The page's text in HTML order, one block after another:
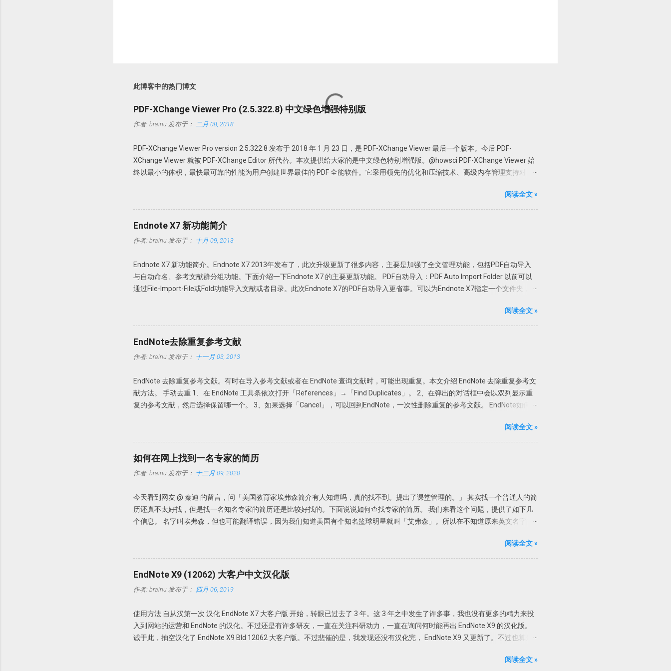
此博客中的热门博文
PDF-XChange Viewer Pro (2.5.322.8) 中文绿色增强特别版
作者: brainu 发布于： 二月 08, 2018
PDF-XChange Viewer Pro version 2.5.322.8 发布于 2018 年 1 月 23 日，是 PDF-XChange Viewer 最后一个版本。今后 PDF-
XChange Viewer 就被 PDF-XChange Editor 所代替。本次提供给大家的是中文绿色特别增强版。@howsci PDF-XChange Viewer 始
终以最小的体积，最快最可靠的性能为用户创建世界最佳的 PDF 全能软件。它采用领先的优化和压缩技术、高级内存管理支持对
操作。 本版特点 1. 绿色便携，无需安装，解压即可使用； 中文界面； 特别版，可选择使用免费版或者升级为 Pro 版； 支持 32 位和
64 位操作系统。 使用方法 PDFX_Vwr_Port 压缩文件中为主程序，解压到一个目录中。建议不要直接解压到根目录或者解压到当前
文件夹，建议解压到一个特定文件夹，如 PDFXCview。此时是免费版，有一定广告，功能上有一定限制，但是一般使用无压力。
PDFX_Vwr_Port_OCR 压缩文件中为 OCR 识别文件，解压到 PDF-XChange Viewer 的目录文件即可使用文字识别。
Howsci.com_PDFXChange_Viewer_PRO_Crack 压缩文件中是破解论据，根据自己操作系统的不同，复制 X86 或者 X64 文件夹内
64 位操作系统，复制 X64 文件夹内的文件。 下载地址 https://howsci.pipipan.com/fs/1583321-237058340 链接:
https://pan.baidu.com/s/1jJyUD18 密码: a1un
阅读全文 »
Endnote X7 新功能简介
作者: brainu 发布于： 十月 09, 2013
Endnote X7 新功能简介。Endnote X7 2013年发布了，此次升级更新了很多内容，主要是加强了全文管理功能，包括PDF自动导入
与自动命名、参考文献群分组功能。下面介绍一下Endnote X7 的主要更新功能。 PDF自动导入：PDF Auto Import Folder 以前可以
通过File-Import-File或Fold功能导入文献或者目录。此次Endnote X7的PDF自动导入更省事。可以为Endnote X7指定一个文件夹，只
Edit→Preferences-PDF Handling，选择Enable automatic importing。在弹出的新窗口中选择自动导入的文件夹，然后确定即可。
只要今后该文件夹内有新文献存入，Endnote X7 就可以自动导入新的文献。 但是注意Endnote X7 不能自动导入完整的资料，有
时可以缺少部分内容，如摘要或者页码等等。此时需要手动补齐。因此我个人还是建议在线搜索然后添加附件为最佳。 PDF自动重
命名：PDF Auto Renaming Options 以前通过File-Import-File或Fold功能导入的文献或者通过File Attachments添加的附件，PDF文
件名都以原始名称。这样做的坏外有很多，因为很多下载的文章名称都是一些无意义的名字，如数字和字母的组合。在Endnote存档
知道。 此处Endnote X7升级更新了可以自动重命名功能：PDF Auto Renaming Options。可以根据设定的规则自动重命名新添加的
PDF文档。 具体设置 Edit-Preferences-PDF Handling，即可选择自动重命名方式。可以根据自己的喜好选择重命名方式，如上
Author + Year，今后导入的文献就会均以作者+发表年代命名。 但是此功能仅限于设置了PDF Auto Renaming Options功能之后导入
阅读全文 »
EndNote去除重复参考文献
作者: brainu 发布于： 十一月 03, 2013
EndNote 去除重复参考文献。有时在导入参考文献或者在 EndNote 查询文献时，可能出现重复。本文介绍 EndNote 去除重复参考文
献方法。 手动去重 1、在 EndNote 工具条依次打开「References」→「Find Duplicates」。 2、在弹出的对话框中会以双列显示重
复的参考文献，然后选择保留哪一个。 3、如果选择「Cancel」，可以回到EndNote，一次性删除重复的参考文献。 EndNote如何判
者，发表年代，以及题目一样即可认为是一样的参考文献。因此，在弹出的对话框中选择「Author」「Year」「Title」即可。 自动
去重 其实我们完全可以把去重完全自动化。 依次打开Edit」→「Preferences」→「Duplicates」，选择「Atuomatically discard
duplicates」打勾，这样， EndNote 在查询文献或者导入文时，如果发现有重复，就会自动把重复的参考文献丢弃。
阅读全文 »
如何在网上找到一名专家的简历
作者: brainu 发布于： 十二月 09, 2020
今天看到网友 @ 秦迪 的留言，问「美国教育家埃弗森简介有人知道吗，真的找不到。提出了课堂管理的。」 其实找一个普通人的简
历还真不太好找，但是找一名知名专家的简历还是比较好找的。下面说说如何查找专家的简历。 我们来看这个问题，提供了如下几
个信息。 名字叫埃弗森，但也可能翻译错误，因为我们知道美国有个知名篮球明星就叫「艾弗森」。所以在不知道原来英文名字的
道这三点。如果我想找某个人，可能所知道的线索可能比这还要多。 下面我们来借助搜索，不要度娘，度娘这辈子可能都找不到。
也不需要bing，因为bing中文就是中文，英文就是英文。我们需要借助伟大的Google同学。 在google里输入关键词「美国教育家埃
弗森 课堂管理」搜搜看。出来的结果如下 从这个搜索结果中我们可以推测到， 埃弗森真名可能叫「Evertson,C」，有一本著作叫
「有效地管理你的课堂——小学教师的课堂管理」，其他有用的信息较少。这本书还有另外两名作者，一个叫「emmer,e」。 我们再
找个关键词搜索一下。以关键词「evertson,c emmer,e」进行搜索，发现 埃弗森 应该叫「Carolyn M. Evertson」进行搜索，有用的
Carolyn M. Evertson 是 Vanderbilt University 教授，教学与研究系。继续增加这些关键词，可以找到这么一个网页
（https://www.comp.org/ProgLeadership.html）。 简历差不多就这些了吧。甚至我们可以找到范德堡大学的主页，进一步搜索该
教授的信息，会发现更多有用的信息，在此不多说了。 比如 carolyn.evertson@vanderbilt.edu (615) 343-0955 Wyatt Center 65 VU
阅读全文 »
EndNote X9 (12062) 大客户中文汉化版
作者: brainu 发布于： 四月 06, 2019
使用方法 自从汉第一次 汉化 EndNote X7 大客户版 开始，转眼已过去了 3 年。这 3 年之中发生了许多事，我也没有更多的精力来投
入到网站的运营和 EndNote 的汉化。不过还是有许多研友，一直在关注科研动力，一直在询问何时能再出 EndNote X9 的汉化版。
诚于此，抽空汉化了 EndNote X9 Bld 12062 大客户版。不过悲催的是，我发现还没有汉化完， EndNote X9 又更新了。不过也算是
复制到 EndNote X9 的安装目录即可使用。如果双击 EndNote_X9_12062_chs.exe 会启动汉化版，如果双击 EndNote.exe 会启动英
阅读全文 »